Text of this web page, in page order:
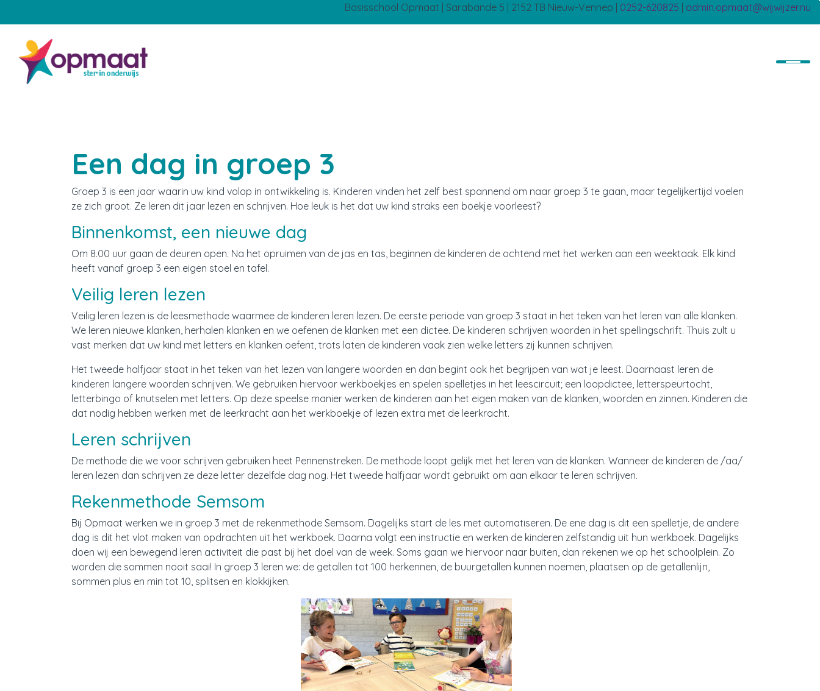
Basisschool Opmaat | Sarabande 5 | 2152 TB Nieuw-Vennep | 0252-620825 admin.opmaat@wijwijzer.nu
Home
Praktische zaken
Onze groepen
Samenwerking met ouders
Documenten
Werken bij WijWijzer
Een dag in groep 3
Groep 3 is een jaar waarin uw kind volop in ontwikkeling is. Kinderen vinden het zelf best spannend om naar groep 3 te gaan, maar tegelijkertijd voelen
ze zich groot. Ze leren dit jaar lezen en schrijven. Hoe leuk is het dat uw kind straks een boekje voorleest?
Binnenkomst, een nieuwe dag
Om 8.00 uur gaan de deuren open. Na het opruimen van de jas en tas, beginnen de kinderen de ochtend met het werken aan een weektaak. Elk kind
heeft vanaf groep 3 een eigen stoel en tafel.
Veilig leren lezen
Veilig leren lezen is de leesmethode waarmee de kinderen leren lezen. De eerste periode van groep 3 staat in het teken van het leren van alle klanken.
We leren nieuwe klanken, herhalen klanken en we oefenen de klanken met een dictee. De kinderen schrijven woorden in het spellingschrift. Thuis zult u
vast merken dat uw kind met letters en klanken oefent, trots laten de kinderen vaak zien welke letters zij kunnen schrijven.
Het tweede halfjaar staat in het teken van het lezen van langere woorden en dan begint ook het begrijpen van wat je leest. Daarnaast leren de
kinderen langere woorden schrijven. We gebruiken hiervoor werkboekjes en spelen spelletjes in het leescircuit; een loopdictee, letterspeurtocht,
letterbingo of knutselen met letters. Op deze speelse manier werken de kinderen aan het eigen maken van de klanken, woorden en zinnen. Kinderen die
dat nodig hebben werken met de leerkracht aan het werkboekje of lezen extra met de leerkracht.
Leren schrijven
De methode die we voor schrijven gebruiken heet Pennenstreken. De methode loopt gelijk met het leren van de klanken. Wanneer de kinderen de /aa/
leren lezen dan schrijven ze deze letter dezelfde dag nog. Het tweede halfjaar wordt gebruikt om aan elkaar te leren schrijven.
Rekenmethode Semsom
Bij Opmaat werken we in groep 3 met de rekenmethode Semsom. Dagelijks start de les met automatiseren. De ene dag is dit een spelletje, de andere
dag is dit het vlot maken van opdrachten uit het werkboek. Daarna volgt een instructie en werken de kinderen zelfstandig uit hun werkboek. Dagelijks
doen wij een bewegend leren activiteit die past bij het doel van de week. Soms gaan we hiervoor naar buiten, dan rekenen we op het schoolplein. Zo
worden die sommen nooit saai! In groep 3 leren we: de getallen tot 100 herkennen, de buurgetallen kunnen noemen, plaatsen op de getallenlijn,
sommen plus en min tot 10, splitsen en klokkijken.